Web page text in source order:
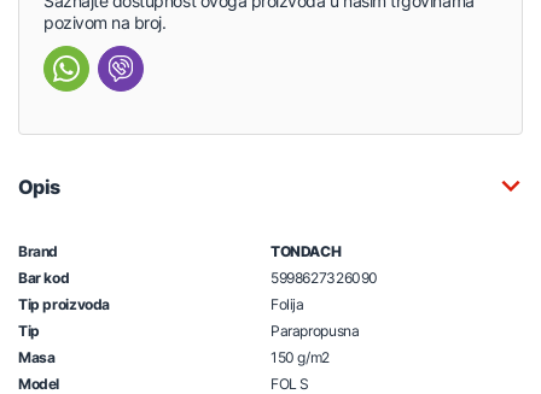
pozivom na broj.
Opis
Brand
TONDACH
Bar kod
5998627326090
Tip proizvoda
Folija
Tip
Parapropusna
Masa
150 g/m2
Model
FOL S